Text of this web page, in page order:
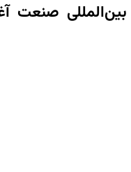
صنعت